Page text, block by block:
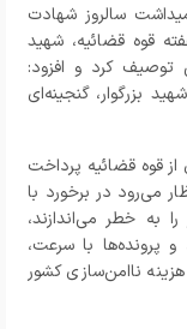
سالروز شهادت
یارانش و هفته قوه قضائیه، شهید
توصیف کرد و افزود:
بزرگوار، گنجینه‌ای
قوه قضائیه پرداخت
می‌رود در برخورد با
به خطر می‌اندازند،
و پرونده‌ها با سرعت،
ناامن‌سازی کشور